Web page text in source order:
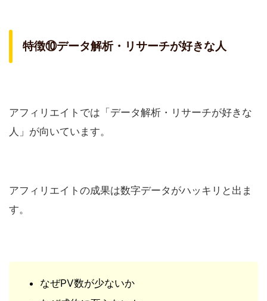
特徴⑩データ解析・リサーチが好きな人
アフィリエイトでは「データ解析・リサーチが好きな
人」が向いています。
アフィリエイトの成果は数字データがハッキリと出ま
す。
なぜPV数が少ないか